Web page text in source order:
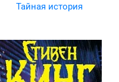
Тайная история